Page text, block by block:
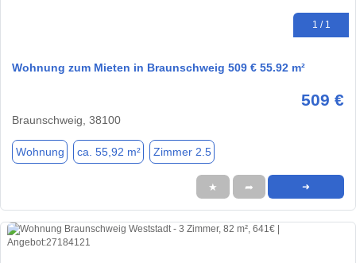
1 / 1
Wohnung zum Mieten in Braunschweig 509 € 55.92 m²
509 €
Braunschweig, 38100
Wohnung ca. 55,92 m² Zimmer 2.5
★ ➦ ➜